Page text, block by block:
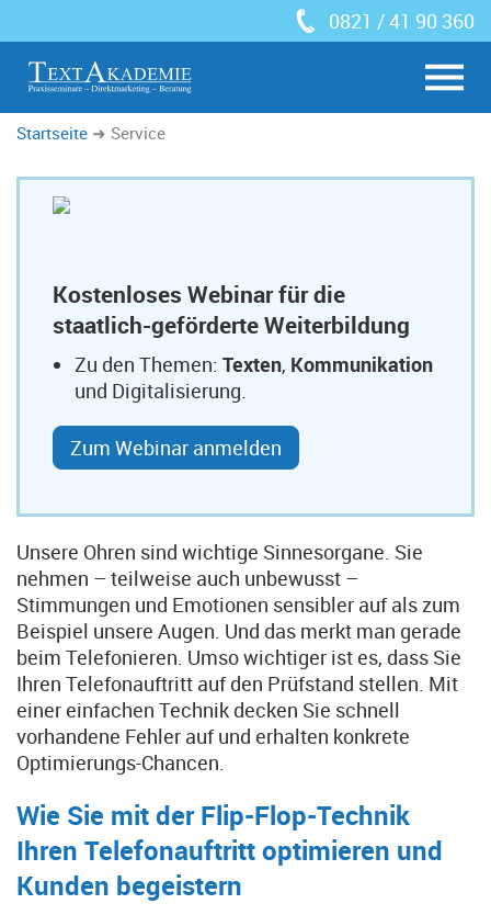
0821 / 41 90 360
Startseite Service
Kostenloses Webinar für die
staatlich-geförderte Weiterbildung
Zu den Themen: Texten, Kommunikation
und Digitalisierung.
Zum Webinar anmelden
Unsere Ohren sind wichtige Sinnesorgane. Sie
nehmen – teilweise auch unbewusst –
Stimmungen und Emotionen sensibler auf als zum
Beispiel unsere Augen. Und das merkt man gerade
beim Telefonieren. Umso wichtiger ist es, dass Sie
Ihren Telefonauftritt auf den Prüfstand stellen. Mit
einer einfachen Technik decken Sie schnell
vorhandene Fehler auf und erhalten konkrete
Optimierungs-Chancen.
Wie Sie mit der Flip-Flop-Technik
Ihren Telefonauftritt optimieren und
Kunden begeistern